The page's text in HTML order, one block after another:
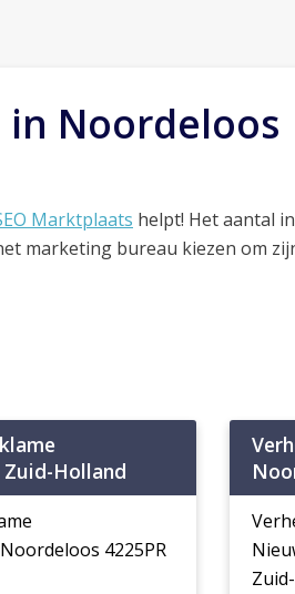
Noordeloos
Marktplaats helpt! Het aantal
marketing bureau kiezen om
Holland
4225PR